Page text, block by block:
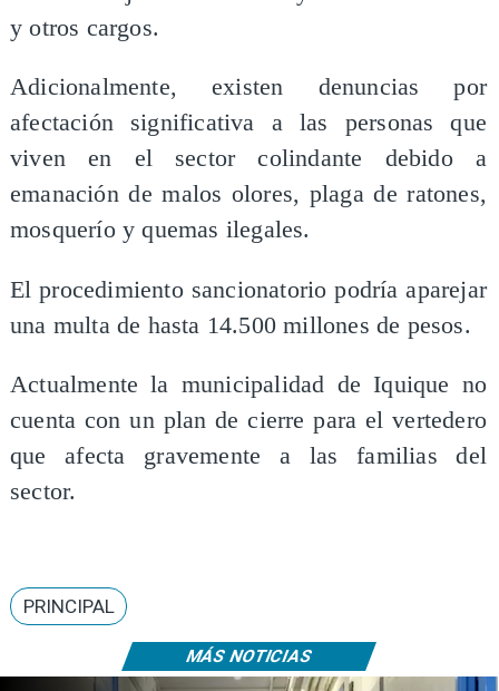
MÁS NOTICIAS
y otros cargos.
Adicionalmente, existen denuncias por
afectación significativa a las personas que
viven en el sector colindante debido a
emanación de malos olores, plaga de ratones,
mosquerío y quemas ilegales.
El procedimiento sancionatorio podría aparejar
una multa de hasta 14.500 millones de pesos.
Actualmente la municipalidad de Iquique no
cuenta con un plan de cierre para el vertedero
que afecta gravemente a las familias del
sector.
PRINCIPAL